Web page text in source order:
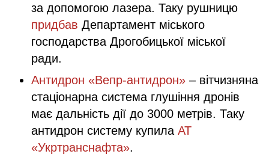
за допомогою лазера. Таку рушницю
придбав Департамент міського
господарства Дрогобицької міської
ради.
Антидрон «Вепр-антидрон» – вітчизняна
стаціонарна система глушіння дронів
має дальність дії до 3000 метрів. Таку
антидрон систему купила АТ
«Укртранснафта».